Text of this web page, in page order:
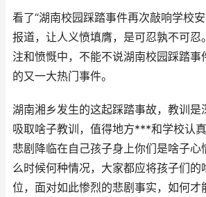
看了“湖南校园踩踏事件再次敲响学校
报道，让人义愤填膺，是可忍孰不可忍
注和愤慨中，不能不说湖南校园踩踏
的又一大热门事件。
湖南湘乡发生的这起踩踏事故，教训是
吸取啥子教训，值得地方***和学校认
悲剧降临在自己孩子身上你们是啥子心
么时候何种情况，大家都应将孩子们的
位，面对如此惨烈的悲剧事实，如何才